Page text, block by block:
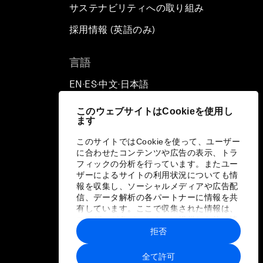
このウェブサイトはCookieを使用し
ます
このサイトではCookieを使って、ユーザー
に合わせたコンテンツや広告の表示、トラ
フィックの分析を行っています。またユー
ザーによるサイトの利用状況についても情
報を収集し、ソーシャルメディアや広告配
信、データ解析の各パートナーに情報を共
有しています。ここで収集された情報は、
ユーザーが各パートナーに提供した他の情
報や各パートナーのサービスを使用した際
に収集された情報と組み合わされ、各パー
トナーによって使用されることがありま
全て許可
拒否
サステナビリティへの取り組み
採用情報 (英語のみ)
言語
EN ▪ ES▪中文▪ 日本語